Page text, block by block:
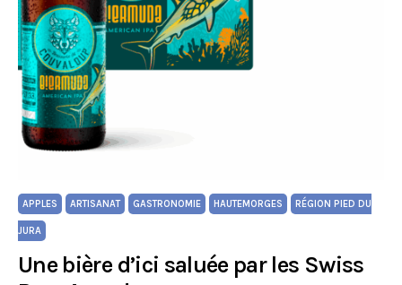
APPLES ARTISANAT GASTRONOMIE HAUTEMORGES RÉGION PIED DU
JURA
Une bière d’ici saluée par les Swiss